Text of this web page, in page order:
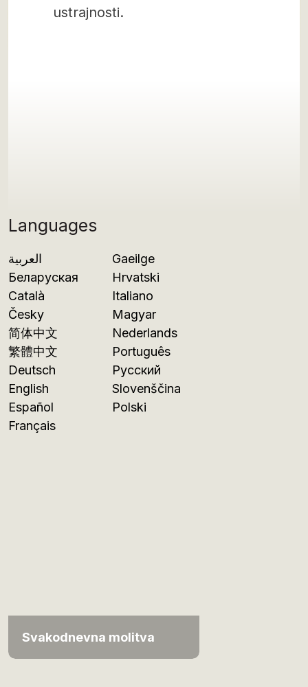
Languages
العربية
Беларуская
Català
Česky
简体中文
繁體中文
Deutsch
English
Español
Français
Gaeilge
Hrvatski
Italiano
Magyar
Nederlands
Português
Русский
Slovenščina
Polski
Svakodnevna molitva
ustrajnosti.